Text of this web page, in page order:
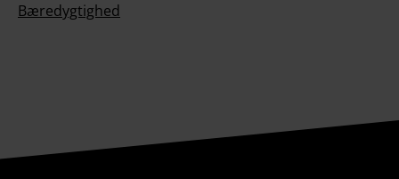
Bæredygtighed